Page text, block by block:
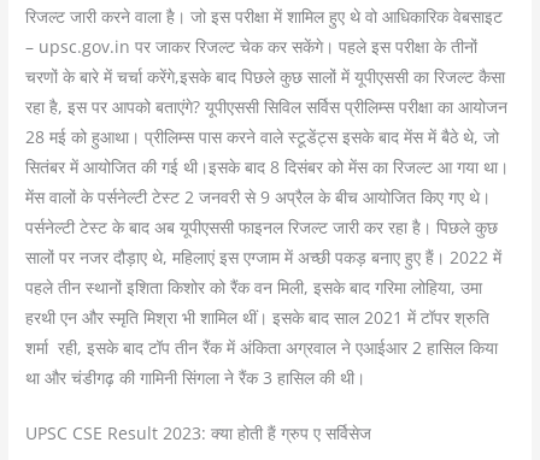
रिजल्ट जारी करने वाला है। जो इस परीक्षा में शामिल हुए थे वो आधिकारिक वेबसाइट
– upsc.gov.in पर जाकर रिजल्ट चेक कर सकेंगे। पहले इस परीक्षा के तीनों
चरणों के बारे में चर्चा करेंगे,इसके बाद पिछले कुछ सालों में यूपीएससी का रिजल्ट कैसा
रहा है, इस पर आपको बताएंगे? यूपीएससी सिविल सर्विस प्रीलिम्स परीक्षा का आयोजन
28 मई को हुआथा। प्रीलिम्स पास करने वाले स्टूडेंट्स इसके बाद मेंस में बैठे थे, जो
सितंबर में आयोजित की गई थी।इसके बाद 8 दिसंबर को मेंस का रिजल्ट आ गया था।
मेंस वालों के पर्सनेल्टी टेस्ट 2 जनवरी से 9 अप्रैल के बीच आयोजित किए गए थे।
पर्सनेल्टी टेस्ट के बाद अब यूपीएससी फाइनल रिजल्ट जारी कर रहा है। पिछले कुछ
सालों पर नजर दौड़ाए थे, महिलाएं इस एग्जाम में अच्छी पकड़ बनाए हुए हैं। 2022 में
पहले तीन स्थानों इशिता किशोर को रैंक वन मिली, इसके बाद गरिमा लोहिया, उमा
हरथी एन और स्मृति मिश्रा भी शामिल थीं। इसके बाद साल 2021 में टॉपर श्रुति
शर्मा रही, इसके बाद टॉप तीन रैंक में अंकिता अग्रवाल ने एआईआर 2 हासिल किया
था और चंडीगढ़ की गामिनी सिंगला ने रैंक 3 हासिल की थी।
UPSC CSE Result 2023: क्या होती हैं ग्रुप ए सर्विसेज